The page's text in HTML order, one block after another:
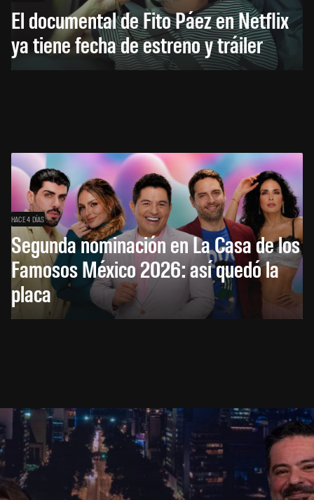
El documental de Fito Páez en Netflix
ya tiene fecha de estreno y tráiler
HACE 4 DÍAS
Segunda nominación en La Casa de los
Famosos México 2026: así quedó la
placa